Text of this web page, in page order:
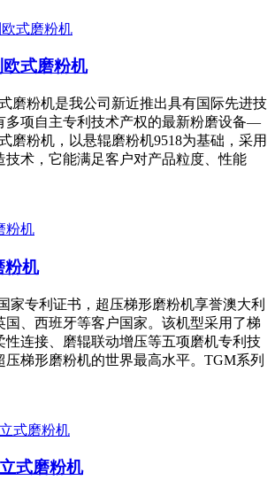
式磨粉机
磨粉机是我公司新近推出具有国际先进技
多项自主专利技术产权的最新粉磨设备—
磨粉机，以悬辊磨粉机9518为基础，采用
技术，它能满足客户对产品粒度、性能
粉机
家专利证书，超压梯形磨粉机享誉澳大利
国、西班牙等客户国家。该机型采用了梯
性连接、磨辊联动增压等五项磨机专利技
压梯形磨粉机的世界最高水平。TGM系列
式磨粉机